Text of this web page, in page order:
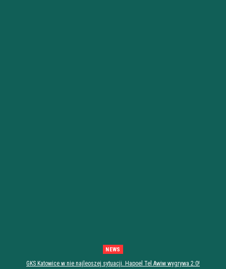
NEWS
GKS Katowice w nie najleoszej sytuacji. Hapoel Tel Awiw wygrywa 2:0!